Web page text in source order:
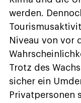
werden.
Niveau von vor
Trotz des
sicher ein
Privatpersonen